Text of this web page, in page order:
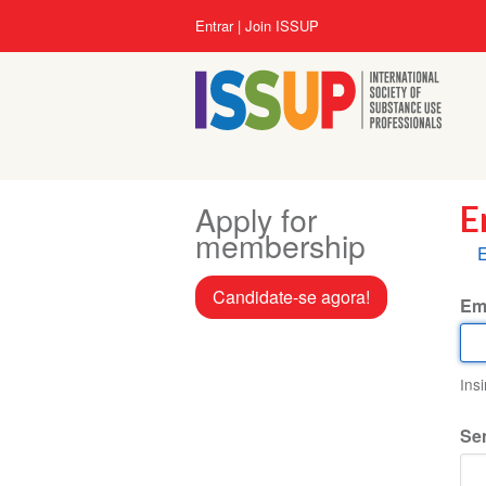
Menu
da
conta
do
usuário
Entrar Join ISSUP
Apply for
membership
Candidate-se agora!